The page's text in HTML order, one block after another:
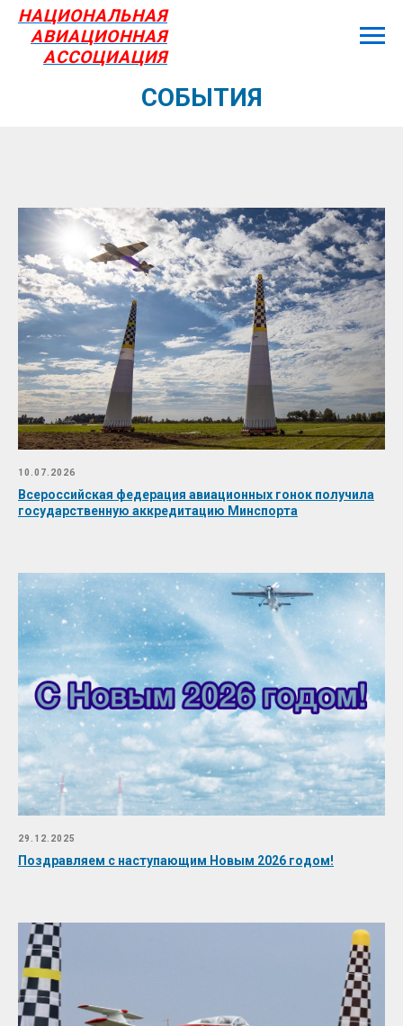
НАЦИОНАЛЬНАЯ
АВИАЦИОННАЯ
АССОЦИАЦИЯ
СОБЫТИЯ
10.07.2026
Всероссийская федерация авиационных гонок получила
государственную аккредитацию Минспорта
29.12.2025
Поздравляем с наступающим Новым 2026 годом!